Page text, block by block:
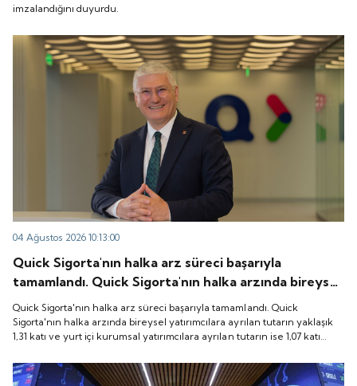
imzalandığını duyurdu.
04 Ağustos 2026 10:13:00
Quick Sigorta'nın halka arz süreci başarıyla
tamamlandı. Quick Sigorta'nın halka arzında bireysel
yatırımcılara ayrılan tutarın yaklaşık 1,31 katı ve yurt
içi kurumsal yatırımcılara ayrılan tutarın ise 1,07 katı
talep geldi. Quick Sigorta, 6 Ağustos 2026 tarihinde
görmeye başlayacak.
Quick Sigorta'nın halka arz süreci başarıyla tamamlandı. Quick
Sigorta'nın halka arzında bireysel yatırımcılara ayrılan tutarın yaklaşık
1,31 katı ve yurt içi kurumsal yatırımcılara ayrılan tutarın ise 1,07 katı
koduyla Borsa İstanbul'da işlem görmeye başlayacak.